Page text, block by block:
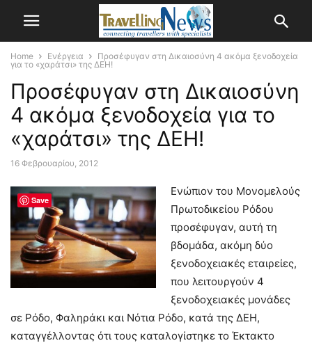
Home Ενέργεια
Προσέφυγαν στη Δικαιοσύνη 4 ακόμα ξενοδοχεία
για το «χαράτσι» της ΔΕΗ!
Προσέφυγαν στη Δικαιοσύνη
4 ακόμα ξενοδοχεία για το
«χαράτσι» της ΔΕΗ!
16 Φεβρουαρίου, 2012
Ενώπιον του Μονομελούς
Πρωτοδικείου Ρόδου
προσέφυγαν, αυτή τη
βδομάδα, ακόμη δύο
ξενοδοχειακές εταιρείες,
που λειτουργούν 4
ξενοδοχειακές μονάδες
σε Ρόδο, Φαληράκι και Νότια Ρόδο, κατά της ΔΕΗ,
καταγγέλλοντας ότι τους καταλογίστηκε το Έκτακτο
Save